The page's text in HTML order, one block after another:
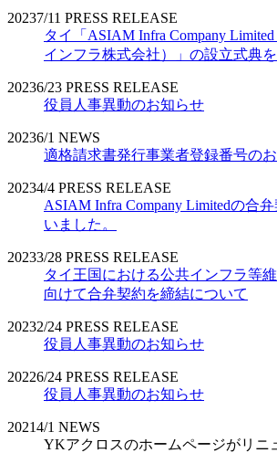
20237/11 PRESS RELEASE
タイ「ASIAM Infra Company
インフラ株式会社）」の設立式典
20236/23 PRESS RELEASE
役員人事異動のお知らせ
20236/1 NEWS
適格請求書発行事業者登録番号の
20234/4 PRESS RELEASE
ASIAM Infra Company Limitedの合
いました。
20233/28 PRESS RELEASE
タイ王国における公共インフラ等
向けて合弁契約を締結について
20232/24 PRESS RELEASE
役員人事異動のお知らせ
20226/24 PRESS RELEASE
役員人事異動のお知らせ
20214/1 NEWS
YKアクロスのホームページがリニ